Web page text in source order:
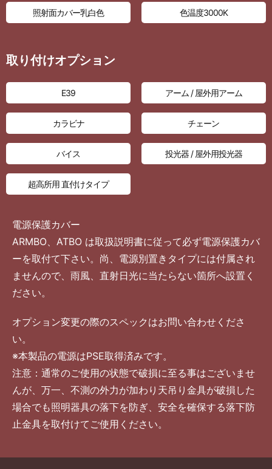
照射面カバー乳白色 色温度3000K
取り付けオプション
E39 アーム / 屋外用アーム
カラビナ チェーン
バイス 投光器 / 屋外用投光器
超高所用 直付けタイプ
電源保護カバー
ARMBO、ATBO は取扱説明書に従って必ず電源保護カバ
ーを取付て下さい。尚、電源別置きタイプには付属され
ませんので、雨風、直射日光に当たらない箇所へ設置く
ださい。
オプション変更の際のスペックはお問い合わせくださ
い。
※本製品の電源はPSE取得済みです。
注意：通常のご使用の状態で破損に至る事はございませ
んが、万一、不測の外力が加わり天吊り金具が破損した
場合でも照明器具の落下を防ぎ、安全を確保する落下防
止金具を取付けてご使用ください。